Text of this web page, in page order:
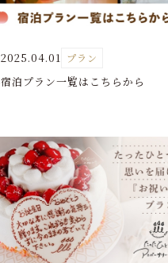
2025.04.01 プラン
宿泊プラン一覧はこちらから